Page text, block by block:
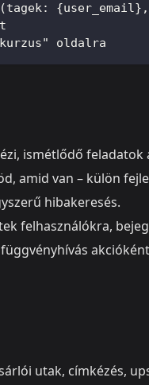
oldalra
ismétlődő
amid van – külön
hibakeresés.
felhasználókra,
utak, címkézés,